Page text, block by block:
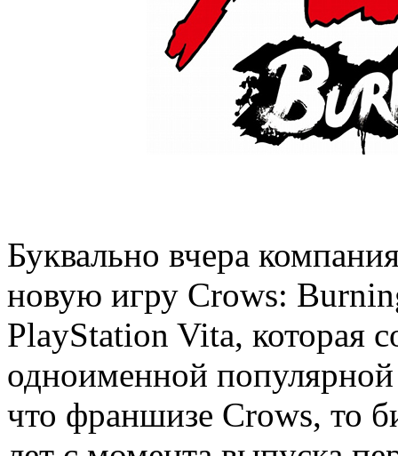
Буквально вчера
новую игру Crows:
PlayStation Vita, которая
одноименной
что франшизе Crows, то